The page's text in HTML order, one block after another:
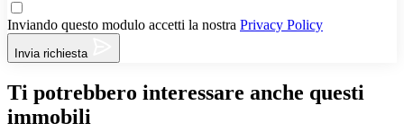
Inviando questo modulo accetti la nostra Privacy Policy
Invia richiesta
Ti potrebbero interessare anche questi
immobili